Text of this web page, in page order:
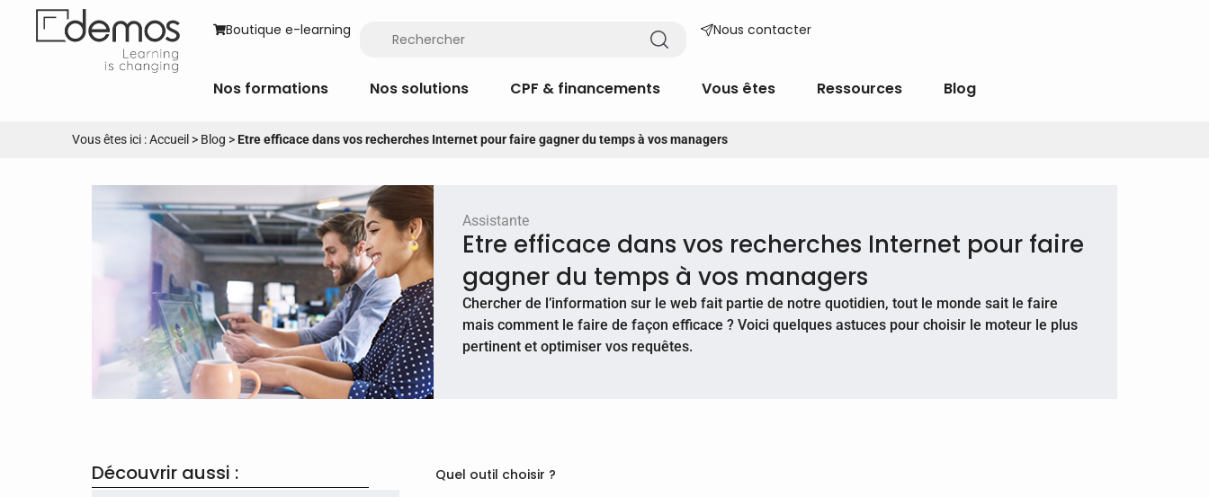
Boutique e-learning Nous contacter
Nos formations Nos solutions CPF & financements Vous êtes Ressources Blog
Vous êtes ici :Accueil > Blog >Etre efficace dans vos recherches Internet pour faire gagner du temps à vos managers
Assistante
Etre efficace dans vos recherches Internet pour faire
gagner du temps à vos managers
Chercher de l’information sur le web fait partie de notre quotidien, tout le monde sait le faire
mais comment le faire de façon efficace ? Voici quelques astuces pour choisir le moteur le plus
pertinent et optimiser vos requêtes.
Découvrir aussi : Quel outil choisir ?